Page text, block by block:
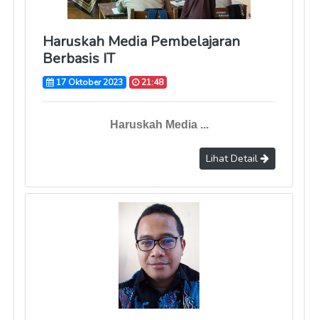
Haruskah Media Pembelajaran
Berbasis IT
17 Oktober 2023 21:48
Haruskah Media ...
Lihat Detail